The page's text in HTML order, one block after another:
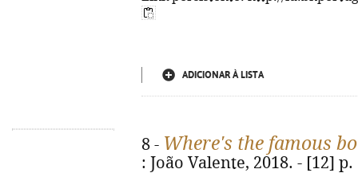
ADICIONAR À LISTA
8 - Where's the famous
: João Valente, 2018. - [12]